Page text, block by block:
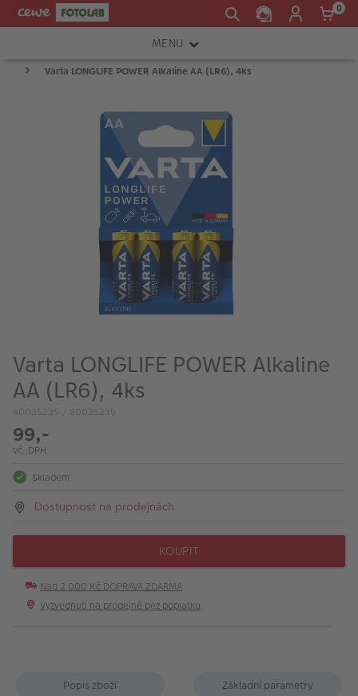
0
MENU
FOTOAPARÁTY
TISKÁRNY A SKENERY
VÝPRODEJ
FOTO BAZAR
Akce a slevy
Varta LONGLIFE POWER Alkaline AA (LR6), 4ks
Varta LONGLIFE POWER Alkaline
AA (LR6), 4ks
80035235 / 80035235
99,-
vč. DPH
Skladem
Dostupnost na prodejnách
KOUPIT
Nad 2 000 Kč DOPRAVA ZDARMA
Vyzvednutí na prodejně bez poplatku
Popis zboží Základní parametry